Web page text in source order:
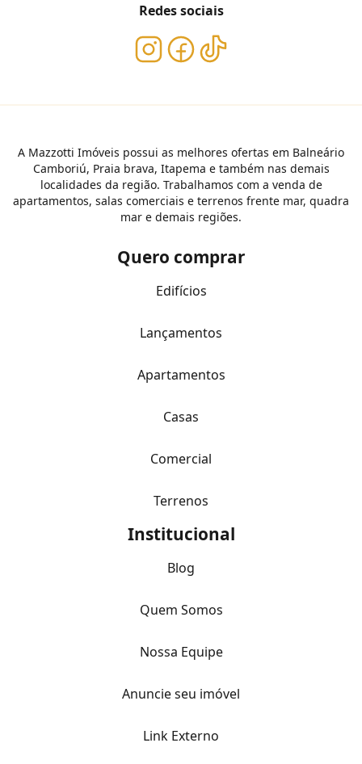
Redes sociais
A Mazzotti Imóveis possui as melhores ofertas em Balneário
Camboriú, Praia brava, Itapema e também nas demais
localidades da região. Trabalhamos com a venda de
apartamentos, salas comerciais e terrenos frente mar, quadra
mar e demais regiões.
Quero comprar
Edifícios
Lançamentos
Apartamentos
Casas
Comercial
Terrenos
Institucional
Blog
Quem Somos
Nossa Equipe
Anuncie seu imóvel
Link Externo